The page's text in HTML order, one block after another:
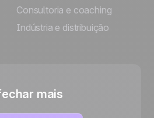
Consultoria e coaching
Indústria e distribuição
mais